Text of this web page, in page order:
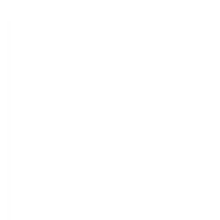
en wij denken graag met u mee. U kunt met al uw
verzekerd van mobiliteit.
naar specificaties van deze auto.